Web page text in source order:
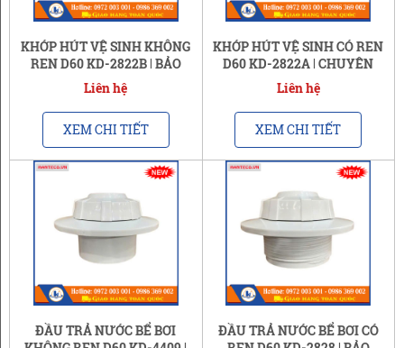
KHỚP HÚT VỆ SINH KHÔNG
REN D60 KD-2822B | BẢO
HÀNH 24 THÁNG
Liên hệ
XEM CHI TIẾT
KHỚP HÚT VỆ SINH CÓ REN
D60 KD-2822A | CHUYÊN
DÙNG KẾT NỐI ỐNG PVC
Liên hệ
XEM CHI TIẾT
ĐẦU TRẢ NƯỚC BỂ BƠI
ĐẦU TRẢ NƯỚC BỂ BƠI CÓ